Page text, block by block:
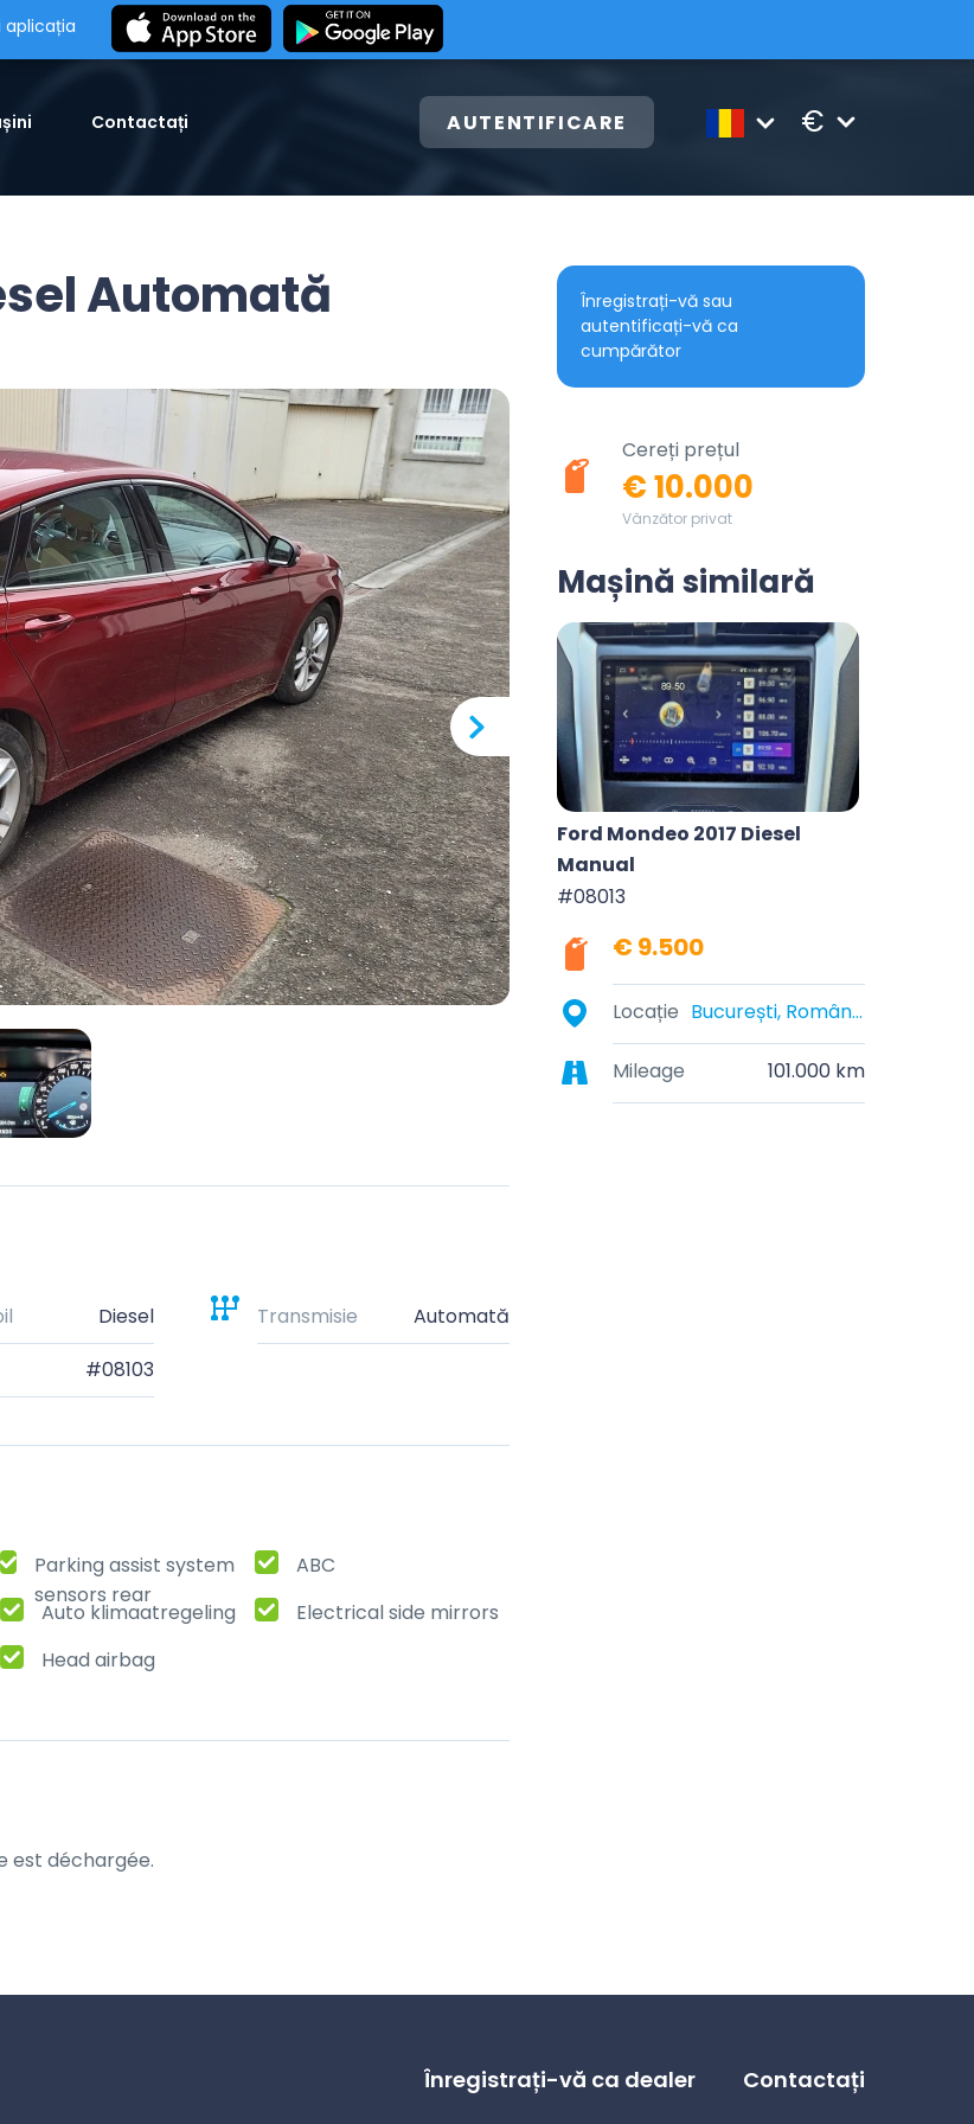
aplicația
Contactați AUTENTIFICARE €
Automată
Diesel Transmisie
Automată
#08103
Parking assist system
sensors rear
ABC
Auto klimaatregeling
Electrical side mirrors
Head airbag
est déchargée.
Înregistrați-vă sau
autentificați-vă ca
cumpărător
Cereți prețul
€ 10.000
Vânzător privat
Mașină similară
Ford Mondeo 2017 Diesel
Manual
#08013
€ 9.500
Locație București, România
Mileage 101.000 km
Înregistrați-vă ca dealer Contactați